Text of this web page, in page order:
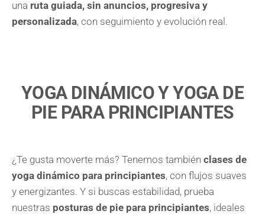
una ruta guiada, sin anuncios, progresiva y
personalizada, con seguimiento y evolución real.
YOGA DINÁMICO Y YOGA DE
PIE PARA PRINCIPIANTES
¿Te gusta moverte más? Tenemos también clases de
yoga dinámico para principiantes, con flujos suaves
y energizantes. Y si buscas estabilidad, prueba
nuestras posturas de pie para principiantes, ideales